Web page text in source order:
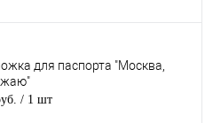
для паспорта "Москва,
/ 1 шт